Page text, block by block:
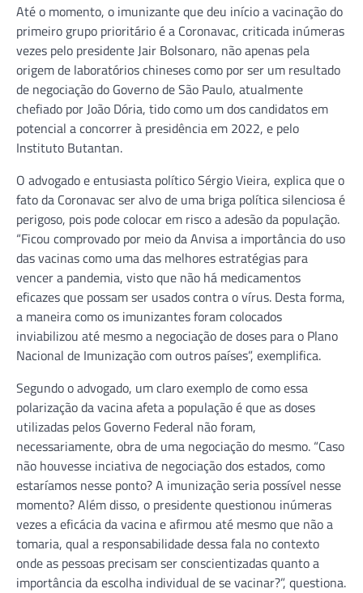
Até o momento, o imunizante que deu início a vacinação do
primeiro grupo prioritário é a Coronavac, criticada inúmeras
vezes pelo presidente Jair Bolsonaro, não apenas pela
origem de laboratórios chineses como por ser um resultado
de negociação do Governo de São Paulo, atualmente
chefiado por João Dória, tido como um dos candidatos em
potencial a concorrer à presidência em 2022, e pelo
Instituto Butantan.
O advogado e entusiasta político Sérgio Vieira, explica que o
fato da Coronavac ser alvo de uma briga política silenciosa é
perigoso, pois pode colocar em risco a adesão da população.
“Ficou comprovado por meio da Anvisa a importância do uso
das vacinas como uma das melhores estratégias para
vencer a pandemia, visto que não há medicamentos
eficazes que possam ser usados contra o vírus. Desta forma,
a maneira como os imunizantes foram colocados
inviabilizou até mesmo a negociação de doses para o Plano
Nacional de Imunização com outros países”, exemplifica.
Segundo o advogado, um claro exemplo de como essa
polarização da vacina afeta a população é que as doses
utilizadas pelos Governo Federal não foram,
necessariamente, obra de uma negociação do mesmo. “Caso
não houvesse inciativa de negociação dos estados, como
estaríamos nesse ponto? A imunização seria possível nesse
momento? Além disso, o presidente questionou inúmeras
vezes a eficácia da vacina e afirmou até mesmo que não a
tomaria, qual a responsabilidade dessa fala no contexto
onde as pessoas precisam ser conscientizadas quanto a
importância da escolha individual de se vacinar?”, questiona.